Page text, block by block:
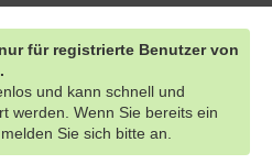
für registrierte Benutzer von
und kann schnell und
werden. Wenn Sie bereits ein
Sie sich bitte an.